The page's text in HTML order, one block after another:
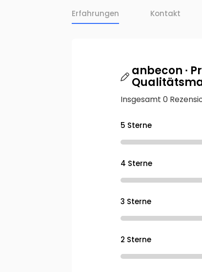
Erfahrungen Kontakt
anbecon ∙
Insgesamt 0
5 Sterne
4 Sterne
3 Sterne
2 Sterne